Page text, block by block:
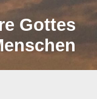
Gottes